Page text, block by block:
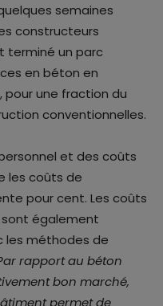
semaines
constructeurs
terminé un parc
en béton en
une fraction du
conventionnelles.
et des coûts
les coûts de
pour cent. Les coûts
également
les méthodes de
rapport au béton
bon marché,
permet de